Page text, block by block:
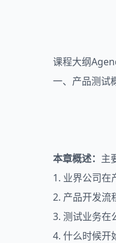
课程大纲
一、产品测试
本章概述： 主
1. 业界公司在
2. 产品开发流
3. 测试业务在
4. 什么时候开